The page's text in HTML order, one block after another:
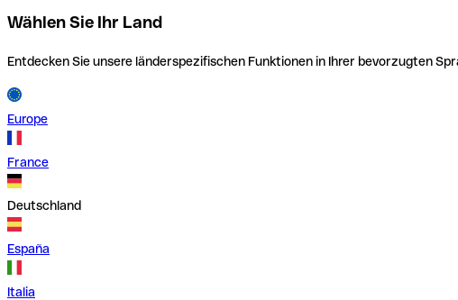
Wählen Sie Ihr Land
Entdecken Sie unsere länderspezifischen Funktionen in Ihrer bevorzugten
Europe
France
Deutschland
España
Italia